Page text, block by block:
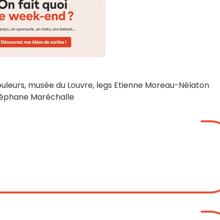
musée du Louvre, legs Etienne Moreau-Nélaton
Maréchalle